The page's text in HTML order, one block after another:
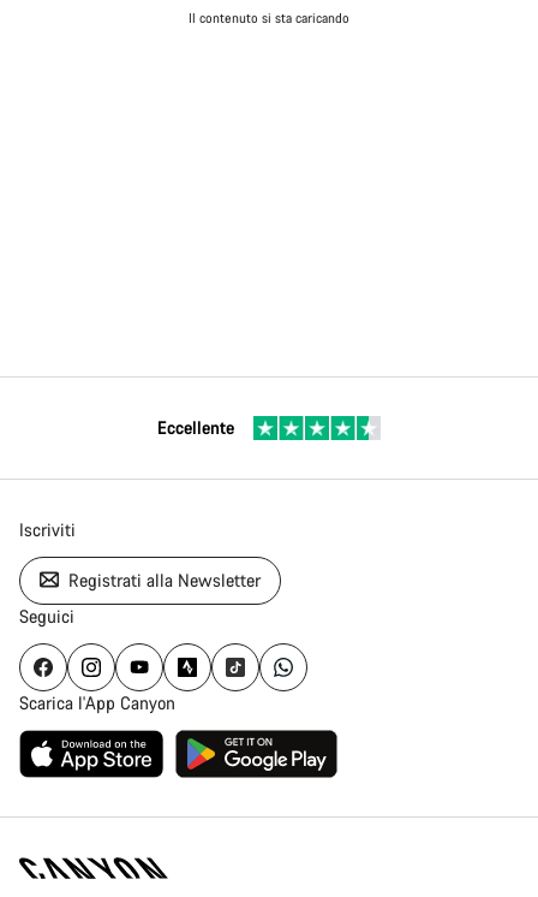
Il contenuto si sta caricando
Eccellente
Iscriviti
Registrati alla Newsletter
Seguici
Scarica l'App Canyon